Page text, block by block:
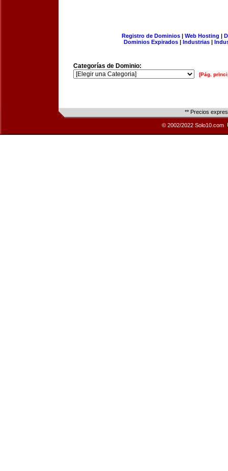
Registro de Dominios| Web Hosting |
Dominios Expirados | Industrias |
Categorías de Dominio:
[Pág.
** Precios
© 2002/2022 Solo10.com